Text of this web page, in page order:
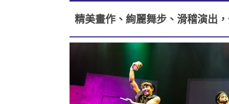
精美畫作、絢麗舞步、滑稽演出